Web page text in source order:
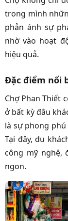
trong mình
phản ánh sự
nhờ vào hoạt
hiệu quả.
Đặc điểm nổi
Chợ Phan Thiết
ở bất kỳ đâu
là sự phong phú
Tại đây, du
công mỹ nghệ,
ngon.